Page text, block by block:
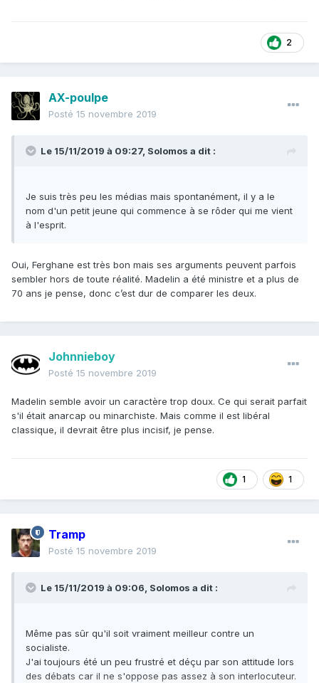
2
AX-poulpe
Posté 15 novembre 2019
Le 15/11/2019 à 09:27, Solomos a dit :
Je suis très peu les médias mais spontanément, il y a le
nom d'un petit jeune qui commence à se rôder qui me vient
à l'esprit.
Oui, Ferghane est très bon mais ses arguments peuvent parfois
sembler hors de toute réalité. Madelin a été ministre et a plus de
70 ans je pense, donc c’est dur de comparer les deux.
Johnnieboy
Posté 15 novembre 2019
Madelin semble avoir un caractère trop doux. Ce qui serait parfait
s'il était anarcap ou minarchiste. Mais comme il est libéral
classique, il devrait être plus incisif, je pense.
1 1
Tramp
Posté 15 novembre 2019
Le 15/11/2019 à 09:06, Solomos a dit :
Même pas sûr qu'il soit vraiment meilleur contre un
socialiste.
J'ai toujours été un peu frustré et déçu par son attitude lors
des débats car il ne s'oppose pas assez à son interlocuteur.